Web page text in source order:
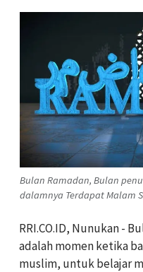
Bulan Ramadan, Bulan
dalamnya Terdapat Malam
RRI.CO.ID, Nunukan -
adalah momen ketika
muslim, untuk belajar